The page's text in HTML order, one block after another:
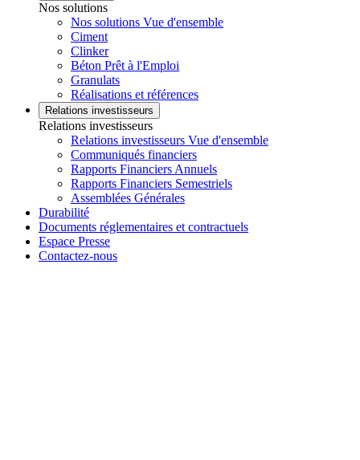
Nos solutions
Nos solutions Vue d'ensemble
Ciment
Clinker
Béton Prêt à l'Emploi
Granulats
Réalisations et références
Relations investisseurs
Relations investisseurs
Relations investisseurs Vue d'ensemble
Communiqués financiers
Rapports Financiers Annuels
Rapports Financiers Semestriels
Assemblées Générales
Durabilité
Documents réglementaires et contractuels
Espace Presse
Contactez-nous